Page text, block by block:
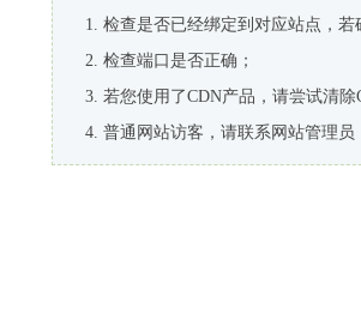
检查是否已经绑定到对应站点，
检查端口是否正确；
若您使用了CDN产品，请尝试清除
普通网站访客，请联系网站管理员